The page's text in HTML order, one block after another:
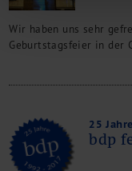
Wir haben uns sehr
Geburtstagsfeier in der
25
bdp